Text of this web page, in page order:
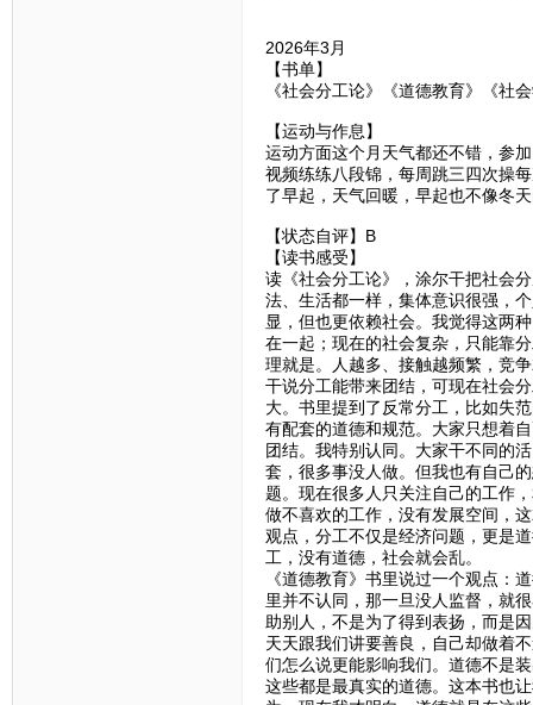
2026年3月
【书单】
《社会分工论》《道德教育》《社
【运动与作息】
运动方面这个月天气都还不错，参
视频练练八段锦，每周跳三四次操
了早起，天气回暖，早起也不像冬
【状态自评】B
【读书感受】
读《社会分工论》，涂尔干把社会
法、生活都一样，集体意识很强，
显，但也更依赖社会。我觉得这两
在一起；现在的社会复杂，只能靠
理就是。人越多、接触越频繁，竞
干说分工能带来团结，可现在社会
大。书里提到了反常分工，比如失
有配套的道德和规范。大家只想着
团结。我特别认同。大家干不同的
套，很多事没人做。但我也有自己
题。现在很多人只关注自己的工作
做不喜欢的工作，没有发展空间，
观点，分工不仅是经济问题，更是
工，没有道德，社会就会乱。
《道德教育》书里说过一个观点：
里并不认同，那一旦没人监督，就
助别人，不是为了得到表扬，而是
天天跟我们讲要善良，自己却做着
们怎么说更能影响我们。道德不是
这些都是最真实的道德。这本书也